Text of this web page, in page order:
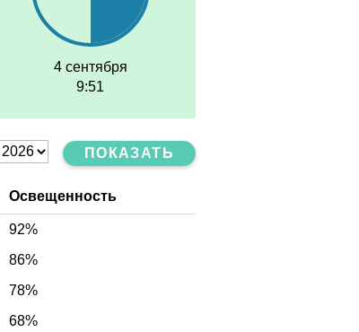
4 сентября
9:51
ПОКАЗАТЬ
Освещенность
92%
86%
78%
68%